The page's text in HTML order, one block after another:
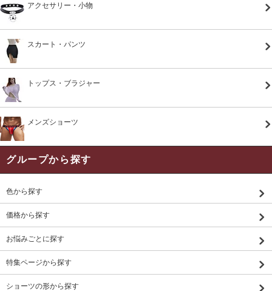
アクセサリー・小物
スカート・パンツ
トップス・ブラジャー
メンズショーツ
グループから探す
色から探す
価格から探す
お悩みごとに探す
特集ページから探す
ショーツの形から探す